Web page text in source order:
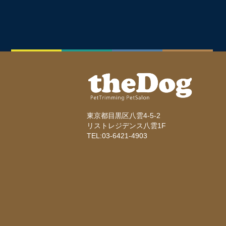
東京都目黒区八雲4-5-2
リストレジデンス八雲1F
TEL:03-6421-4903